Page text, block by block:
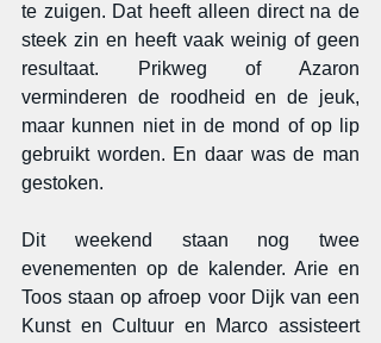
te zuigen. Dat heeft alleen direct na de
steek zin en heeft vaak weinig of geen
resultaat. Prikweg of Azaron
verminderen de roodheid en de jeuk,
maar kunnen niet in de mond of op lip
gebruikt worden. En daar was de man
gestoken.
Dit weekend staan nog twee
evenementen op de kalender. Arie en
Toos staan op afroep voor Dijk van een
Kunst en Cultuur en Marco assisteert